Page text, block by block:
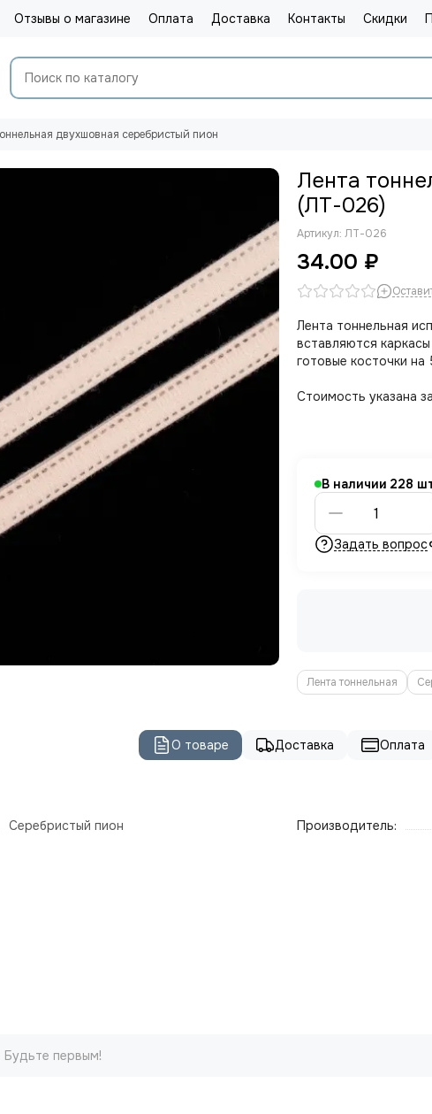
Отзывы о магазине Оплата Доставка Контакты Скидки
двухшовная серебристый пион
Лента
(ЛТ-026)
Артикул: ЛТ-026
34.00 ₽
Лента тоннельная
вставляются
готовые косточки на
Стоимость указана
В наличии 228
Задать вопрос
Лента тоннельная
О товаре Доставка Оплата
Серебристый пион Производитель:
Будьте первым!